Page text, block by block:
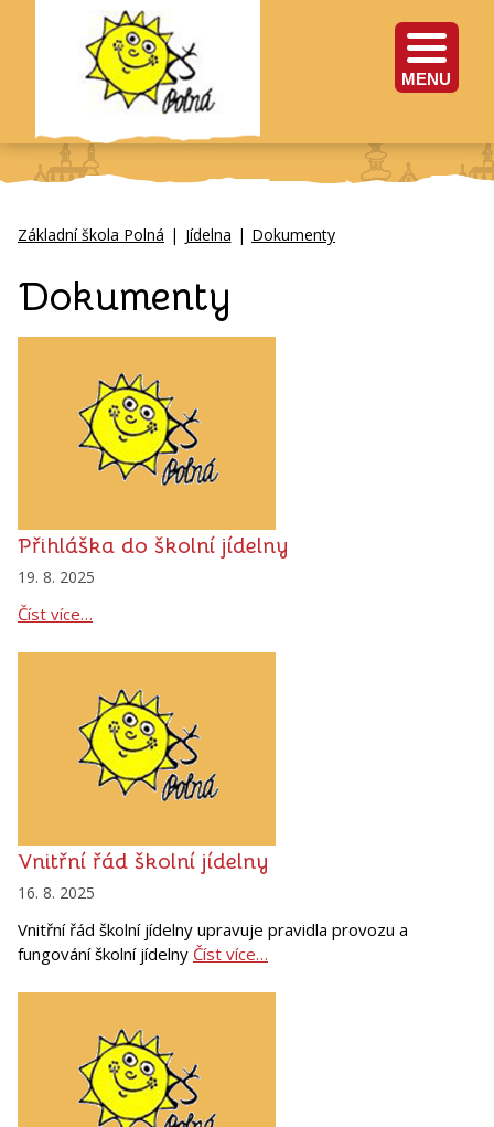
MENU
Základní škola Polná | Jídelna | Dokumenty
Dokumenty
Přihláška do školní jídelny
19. 8. 2025
Číst více…
Vnitřní řád školní jídelny
16. 8. 2025
Vnitřní řád školní jídelny upravuje pravidla provozu a
fungování školní jídelny Číst více…